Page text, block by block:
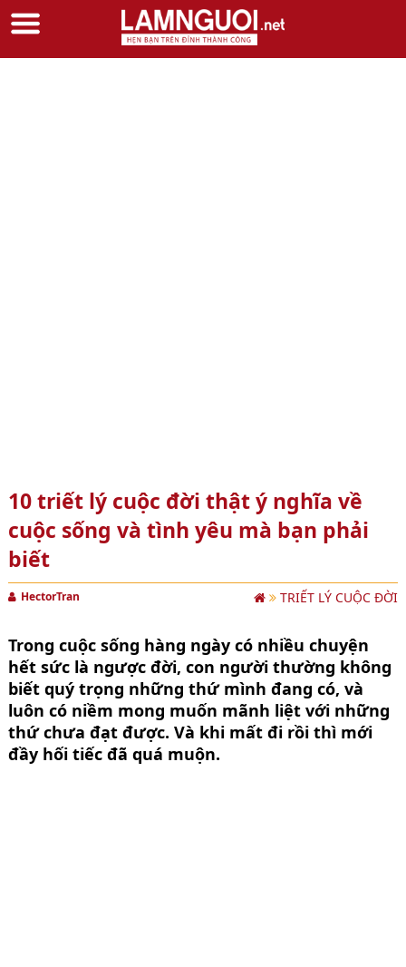
10 triết lý cuộc đời thật ý nghĩa về
cuộc sống và tình yêu mà bạn phải
biết
HectorTran TRIẾT LÝ CUỘC ĐỜI
Trong cuộc sống hàng ngày có nhiều chuyện
hết sức là ngược đời, con người thường không
biết quý trọng những thứ mình đang có, và
luôn có niềm mong muốn mãnh liệt với những
thứ chưa đạt được. Và khi mất đi rồi thì mới
đầy hối tiếc đã quá muộn.